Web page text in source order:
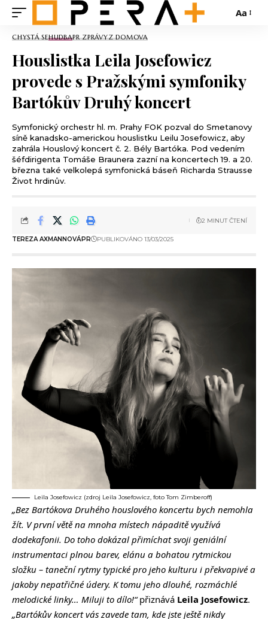
Aa
CHYSTÁ SEHUDBAPR ZPRÁVYZ DOMOVA
Houslistka Leila Josefowicz
provede s Pražskými symfoniky
Bartókův Druhý koncert
Symfonický orchestr hl. m. Prahy FOK pozval do Smetanovy
síně kanadsko-americkou houslistku Leilu Josefowicz, aby
zahrála Houslový koncert č. 2. Bély Bartóka. Pod vedením
šéfdirigenta Tomáše Braunera zazní na koncertech 19. a 20.
března také velkolepá symfonická báseň Richarda Strausse
Život hrdinův.
TEREZA AXMANNOVÁPR PUBLIKOVÁNO 13/03/2025
2 MINUT ČTENÍ
Leila Josefowicz (zdroj Leila Josefowicz, foto Tom Zimberoff)
„Bez Bartókova Druhého houslového koncertu bych nemohla
žít. V první větě na mnoha místech nápaditě využívá
dodekafonii. Do toho dokázal přimíchat svoji geniální
instrumentaci plnou barev, elánu a bohatou rytmickou
složku – taneční rytmy typické pro jeho kulturu i překvapivé a
jakoby nepatřičné údery. K tomu jeho dlouhé, rozmáchlé
melodické linky… Miluji to dílo!“přiznává Leila Josefowicz.
„Bartókův koncert vás zavede tam, kde jste ještě nikdy